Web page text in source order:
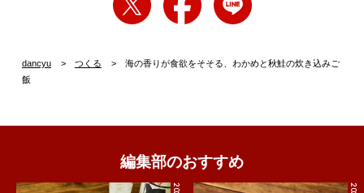
dancyu つくる
海の香りが食欲をそそる、わかめと秋鮭の炊き込みご
飯
編集部のおすすめ